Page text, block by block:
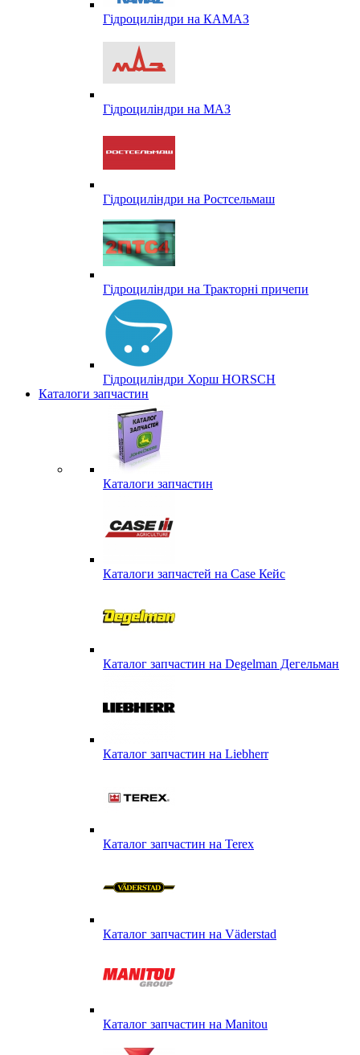
Гідроциліндри на КАМАЗ
Гідроциліндри на МАЗ
Гідроциліндри на Ростсельмаш
Гідроциліндри на Тракторні причепи
Гідроциліндри Хорш HORSCH
Каталоги запчастин
Каталоги запчастин
Каталоги запчастей на Case Кейс
Каталог запчастин на Degelman Дегельман
Каталог запчастин на Liebherr
Каталог запчастин на Terex
Каталог запчастин на Väderstad
Каталог запчастин на Маnitou